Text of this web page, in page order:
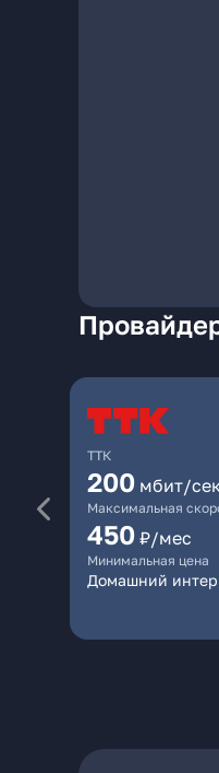
ТТК
200 мбит/
Максимальная
450 ₽/мес
Минимальная цена
Домашний